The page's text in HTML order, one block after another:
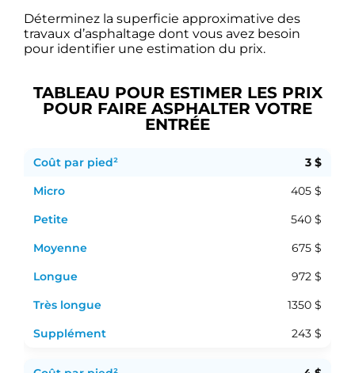
Déterminez la superficie approximative des
travaux d’asphaltage dont vous avez besoin
pour identifier une estimation du prix.
TABLEAU POUR ESTIMER LES PRIX
POUR FAIRE ASPHALTER VOTRE
ENTRÉE
3 $
405 $
540 $
675 $
972 $
1350 $
243 $